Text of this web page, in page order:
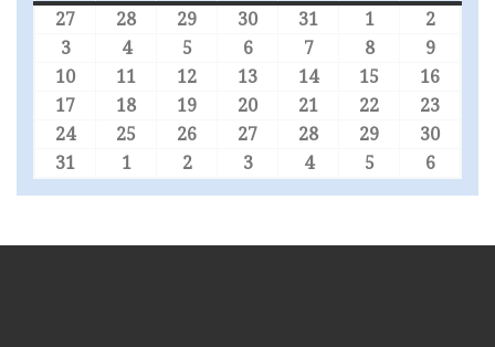
27 27 juillet 2026
28 28 juillet 2026
29 29 juillet 2026
30 30 juillet 2026
31 31 juillet 2026
1 1 août 2026
2
3 3 août 2026
44 août 2026
5 5 août 2026
6 6 août 2026
7 7 août 2026
8 8 août 2026
9
10 10 août 2026
11 11 août 2026
12 12 août 2026
13 13 août 2026
1414 août 2026
15 15 août 2026
16
17 17 août 2026
18 18 août 2026
19 19 août 2026
20 20 août 2026
21 21 août 2026
22 22 août 2026
23
2424 août 2026
25 25 août 2026
26 26 août 2026
27 27 août 2026
28 28 août 2026
29 29 août 2026
30
31
31 août 2026
1 1 septembre 2026
2 2 septembre 2026
3 3 septembre 2026
44 septembre 2026
5 5 septembre
6